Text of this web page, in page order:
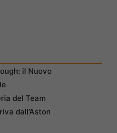
il Nuovo
del Team
dall’Aston